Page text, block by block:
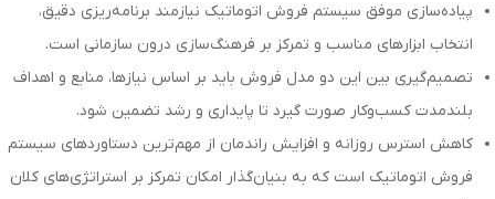
پیاده‌سازی موفق سیستم فروش اتوماتیک نیازمند برنامه‌ریزی دقیق،
انتخاب ابزارهای مناسب و تمرکز بر فرهنگ‌سازی درون سازمانی است.
تصمیم‌گیری بین این دو مدل فروش باید بر اساس نیازها، منابع و اهداف
بلندمدت کسب‌وکار صورت گیرد تا پایداری و رشد تضمین شود.
کاهش استرس روزانه و افزایش راندمان از مهم‌ترین دستاوردهای سیستم
فروش اتوماتیک است که به بنیان‌گذار امکان تمرکز بر استراتژی‌های کلان